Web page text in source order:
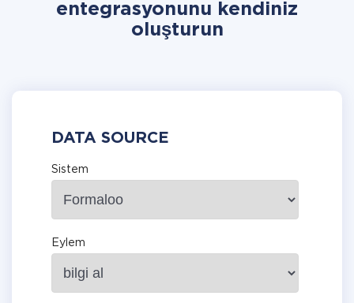
entegrasyonunu kendiniz
oluşturun
DATA SOURCE
Sistem
Eylem